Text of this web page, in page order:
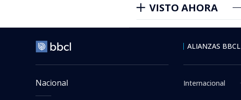
VISTO AHORA
Nacional
ALIANZAS BBCL
Internacional